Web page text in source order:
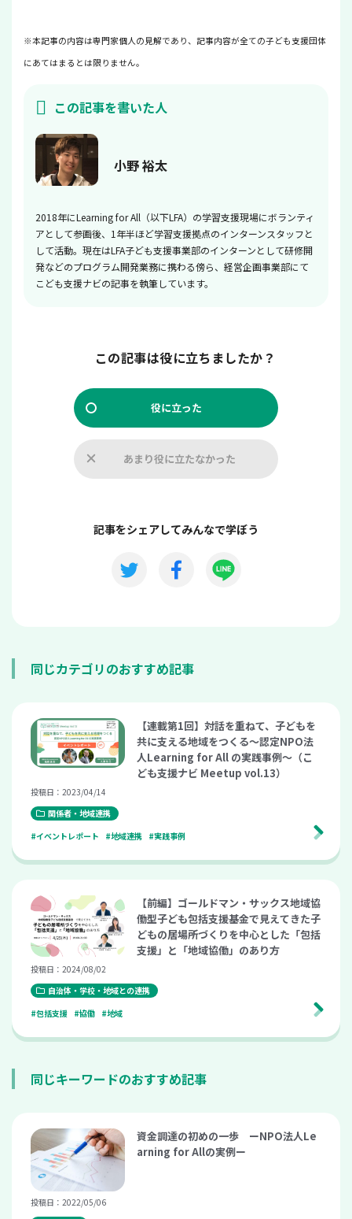
※本記事の内容は専門家個人の見解であり、記事内容が全ての子ども支援団体
にあてはまるとは限りません。
この記事を書いた人
小野 裕太
2018年にLearning for All（以下LFA）の学習支援現場にボランティ
アとして参画後、1年半ほど学習支援拠点のインターンスタッフと
して活動。現在はLFA子ども支援事業部のインターンとして研修開
発などのプログラム開発業務に携わる傍ら、経営企画事業部にて
こども支援ナビの記事を執筆しています。
この記事は役に立ちましたか？
役に立った
あまり役に立たなかった
記事をシェアしてみんなで学ぼう
同じカテゴリのおすすめ記事
【連載第1回】対話を重ねて、子どもを
共に支える地域をつくる～認定NPO法
人Learning for All の実践事例～（こ
ども支援ナビ Meetup vol.13）
投稿日：2023/04/14
関係者・地域連携
#イベントレポート
#地域連携 #実践事例
【前編】ゴールドマン・サックス地域協
働型子ども包括支援基金で見えてきた子
どもの居場所づくりを中心とした「包括
支援」と「地域協働」のあり方
投稿日：2024/08/02
自治体・学校・地域との連携
#包括支援
#協働 #地域
同じキーワードのおすすめ記事
資金調達の初めの一歩 ーNPO法人Le
arning for Allの実例ー
投稿日：2022/05/06